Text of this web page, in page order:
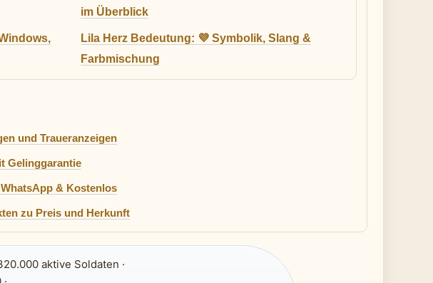
im Überblick
Lila Herz Bedeutung: 💜 Symbolik, Slang &
Farbmischung
und Traueranzeigen
Gelinggarantie
& Kostenlos
zu Preis und Herkunft
aktive Soldaten ·